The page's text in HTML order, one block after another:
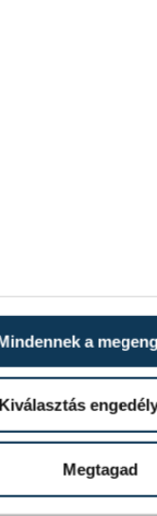
a
Kiválasztás
Megtagad
az NB
Imre
One
HT
és a
vb: a